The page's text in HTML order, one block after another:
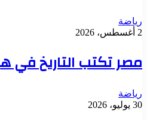
رياضة
2 أغسطس، 2026
مصر تكتب التاريخ في
رياضة
30 يوليو، 2026